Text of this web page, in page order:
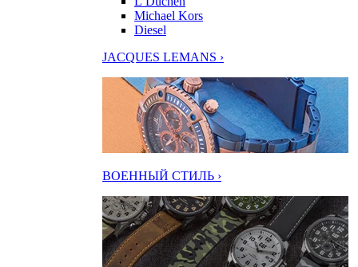
Michael Kors
Diesel
JACQUES LEMANS ›
ВОЕННЫЙ СТИЛЬ ›